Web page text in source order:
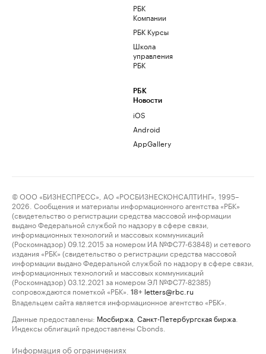
РБК
Компании
РБК Курсы
Школа
управления
РБК
РБК
Новости
iOS
Android
AppGallery
© ООО «БИЗНЕСПРЕСС», АО «РОСБИЗНЕСКОНСАЛТИНГ», 1995–
2026. Сообщения и материалы информационного агентства «РБК»
(свидетельство о регистрации средства массовой информации
выдано Федеральной службой по надзору в сфере связи,
информационных технологий и массовых коммуникаций
(Роскомнадзор) 09.12.2015 за номером ИА №ФС77-63848) и сетевого
издания «РБК» (свидетельство о регистрации средства массовой
информации выдано Федеральной службой по надзору в сфере связи,
информационных технологий и массовых коммуникаций
(Роскомнадзор) 03.12.2021 за номером ЭЛ №ФС77-82385)
сопровождаются пометкой «РБК».
18+ letters@rbc.ru
Владельцем сайта является информационное агентство «РБК».
Данные предоставлены: Мосбиржа Санкт-Петербургская биржа
Индексы облигаций предоставлены Cbonds.
Информация об ограничениях